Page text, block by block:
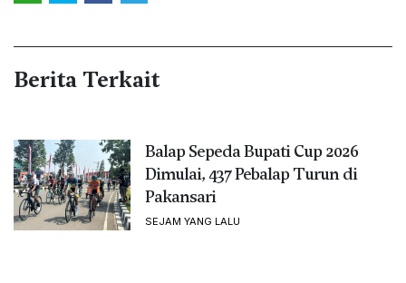
Berita Terkait
Balap Sepeda Bupati Cup 2026
Dimulai, 437 Pebalap Turun di
Pakansari
SEJAM YANG LALU